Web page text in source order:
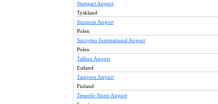
Stuttgart Airport
Tyskland
Szczecin Airport
Polen
Szczytno International Airport
Polen
Tallinn Airport
Estland
Tampere Airport
Finland
Tenerife Norte Airport